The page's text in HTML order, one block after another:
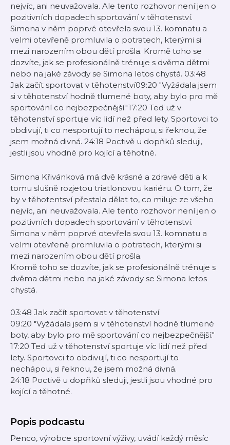
nejvíc, ani neuvažovala. Ale tento rozhovor není jen o
pozitivních dopadech sportování v těhotenství.
Simona v něm poprvé otevřela svou 13. komnatu a
velmi otevřeně promluvila o potratech, kterými si
mezi narozením obou dětí prošla. Kromě toho se
dozvíte, jak se profesionálně trénuje s dvěma dětmi
nebo na jaké závody se Simona letos chystá. 03:48
Jak začít sportovat v těhotenství09:20 "Vyžádala jsem
si v těhotenství hodně tlumené boty, aby bylo pro mě
sportování co nejbezpečnější."17:20 Teď už v
těhotenství sportuje víc lidí než před lety. Sportovci to
obdivují, ti co nesportují to nechápou, si řeknou, že
jsem možná divná. 24:18 Poctivě u dopňků sleduji,
jestli jsou vhodné pro kojící a těhotné.
Simona Křivánková má dvě krásné a zdravé děti a k
tomu slušně rozjetou triatlonovou kariéru. O tom, že
by v těhotentsví přestala dělat to, co miluje ze všeho
nejvíc, ani neuvažovala. Ale tento rozhovor není jen o
pozitivních dopadech sportování v těhotenství.
Simona v něm poprvé otevřela svou 13. komnatu a
velmi otevřeně promluvila o potratech, kterými si
mezi narozením obou dětí prošla.
Kromě toho se dozvíte, jak se profesionálně trénuje s
dvěma dětmi nebo na jaké závody se Simona letos
chystá.
03:48 Jak začít sportovat v těhotenství
09:20 "Vyžádala jsem si v těhotenství hodně tlumené
boty, aby bylo pro mě sportování co nejbezpečnější."
17:20 Teď už v těhotenství sportuje víc lidí než před
lety. Sportovci to obdivují, ti co nesportují to
nechápou, si řeknou, že jsem možná divná.
24:18 Poctivě u dopňků sleduji, jestli jsou vhodné pro
kojící a těhotné.
Popis podcastu
Penco, výrobce sportovní výživy, uvádí každý měsíc